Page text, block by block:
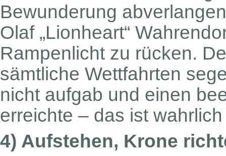
Bewunderung
Olaf „Lionheart“
Rampenlicht zu rücken.
sämtliche Wettfahrten
nicht aufgab und einen
erreichte – das ist
4) Aufstehen, Krone